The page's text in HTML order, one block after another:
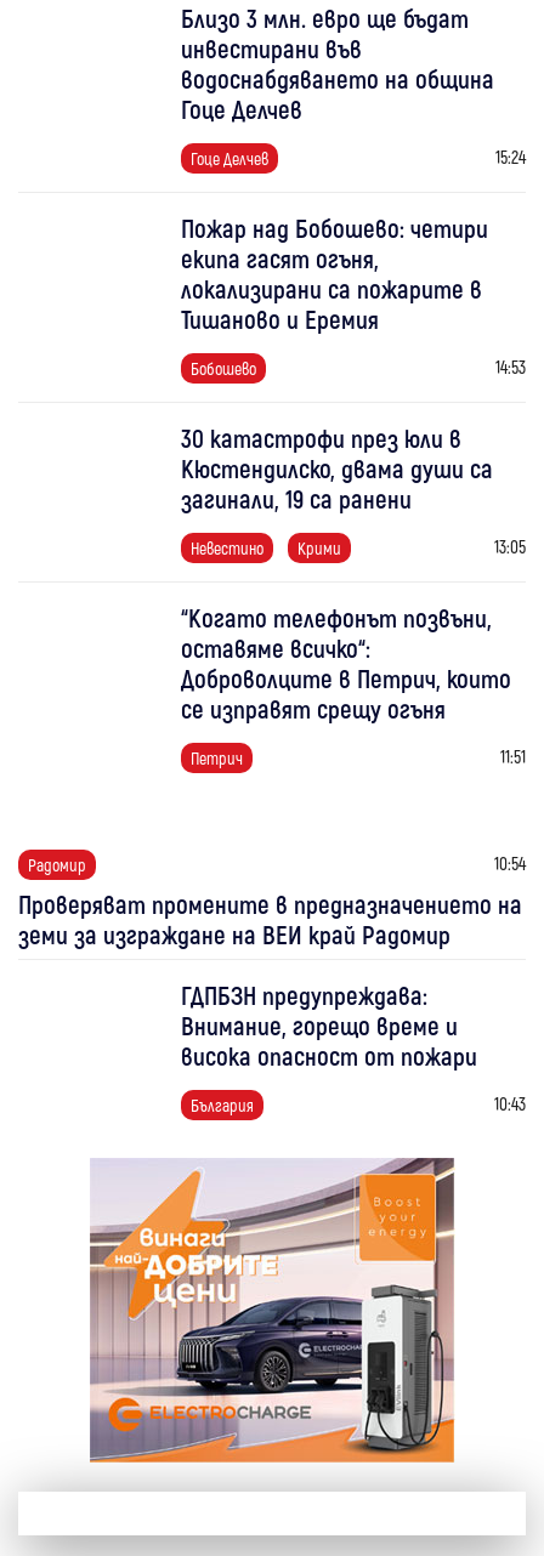
Близо 3 млн. евро ще бъдат
инвестирани във
водоснабдяването на община
Гоце Делчев
Гоце Делчев 15:24
Пожар над Бобошево: четири
екипа гасят огъня,
локализирани са пожарите в
Тишаново и Еремия
Бобошево 14:53
30 катастрофи през юли в
Кюстендилско, двама души са
загинали, 19 са ранени
Невестино Крими 13:05
“Когато телефонът позвъни,
оставяме всичко“:
Доброволците в Петрич, които
се изправят срещу огъня
Петрич 11:51
Радомир 10:54
Проверяват промените в предназначението на
земи за изграждане на ВЕИ край Радомир
ГДПБЗН предупреждава:
Внимание, горещо време и
висока опасност от пожари
България 10:43